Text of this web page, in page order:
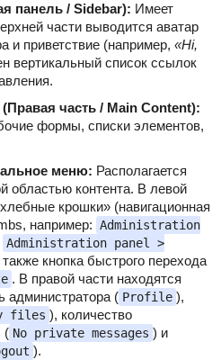
панель / Sidebar): Имеет
части выводится аватар
и приветствие (например, «Hi,
вертикальный список ссылок
часть / Main Content):
формы, списки элементов,
меню: Располагается
областью контента. В левой
крошки» (навигационная
например: Administration
Administration panel >
кнопка быстрого перехода
. В правой части находятся
администратора ( Profile ),
files ), количество
( No private messages ) и
).